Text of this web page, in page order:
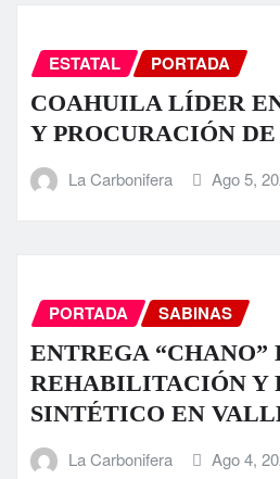
ESTATAL PORTADA
COAHUILA LÍDER
Y PROCURACIÓN
La Carbonifera Ago 5,
PORTADA SABINAS
ENTREGA “CHANO”
REHABILITACIÓN Y
SINTÉTICO EN
La Carbonifera Ago 4,